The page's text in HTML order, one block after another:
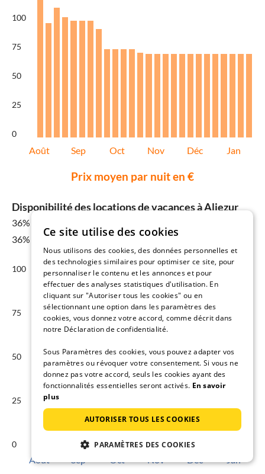
100
75
50
25
0
Août Sep Oct Nov Déc Jan
Prix moyen par nuit en €
Disponibilité des locations de vacances à Aljezur
36%
36% Moyenne annuelle
100
75
50
25
0
Août
Ce site utilise des cookies
Nous utilisons des cookies, des données personnelles et
des technologies similaires pour optimiser ce site, pour
personnaliser le contenu et les annonces et pour
effectuer des analyses statistiques d'utilisation. En
cliquant sur "Autoriser tous les cookies" ou en
sélectionnant une option dans les paramètres des
cookies, vous donnez votre accord, comme décrit dans
notre Déclaration de confidentialité.
Sous Paramètres des cookies, vous pouvez adapter vos
paramètres ou révoquer votre consentement. Si vous ne
donnez pas votre accord, seuls les cookies ayant des
fonctionnalités essentielles seront activés. En savoir
plus
AUTORISER TOUS LES COOKIES
PARAMÈTRES DES COOKIES